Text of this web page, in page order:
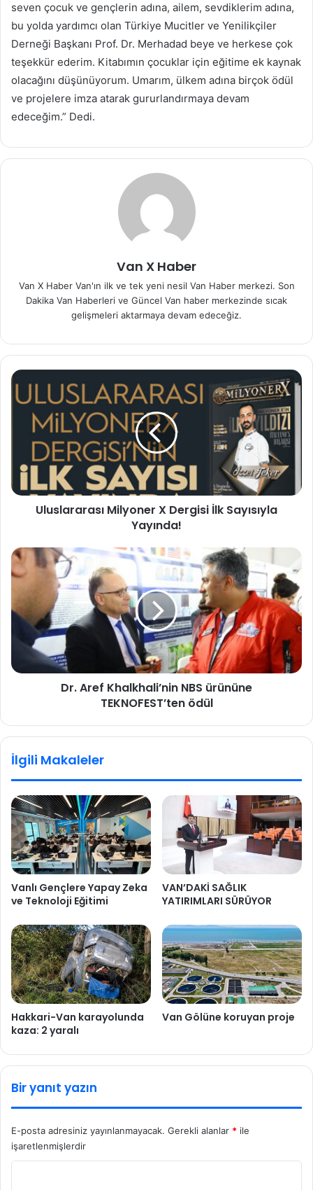
seven çocuk ve gençlerin adına, ailem, sevdiklerim adına,
bu yolda yardımcı olan Türkiye Mucitler ve Yenilikçiler
Derneği Başkanı Prof. Dr. Merhadad beye ve herkese çok
teşekkür ederim. Kitabımın çocuklar için eğitime ek kaynak
olacağını düşünüyorum. Umarım, ülkem adına birçok ödül
ve projelere imza atarak gururlandırmaya devam
edeceğim.” Dedi.
Van X Haber
Van X Haber Van'ın ilk ve tek yeni nesil Van Haber merkezi. Son
Dakika Van Haberleri ve Güncel Van haber merkezinde sıcak
gelişmeleri aktarmaya devam edeceğiz.
Uluslararası Milyoner X Dergisi İlk Sayısıyla
Yayında!
Dr. Aref Khalkhali’nin NBS ürününe
TEKNOFEST’ten ödül
İlgili Makaleler
Vanlı Gençlere Yapay Zeka
ve Teknoloji Eğitimi
VAN’DAKİ SAĞLIK
YATIRIMLARI SÜRÜYOR
Hakkari-Van karayolunda
kaza: 2 yaralı
Van Gölüne koruyan proje
Bir yanıt yazın
E-posta adresiniz yayınlanmayacak. Gerekli alanlar * ile
işaretlenmişlerdir